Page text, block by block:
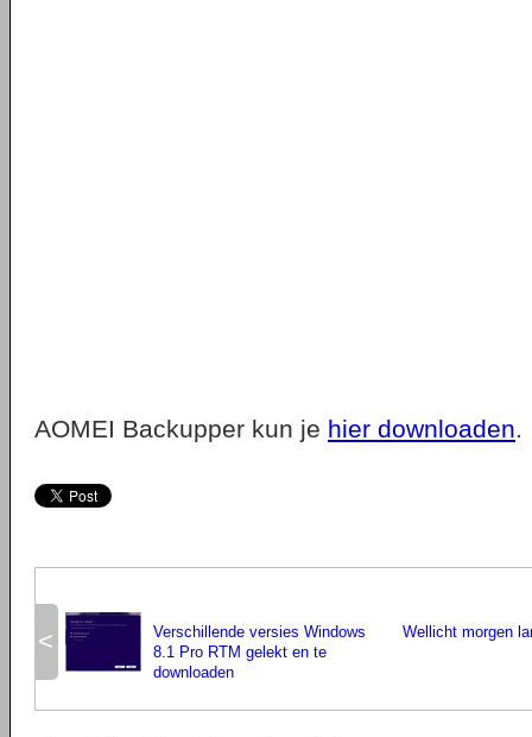
AOMEI Backupper kun je hier downloaden.
<
Verschillende versies Windows
8.1 Pro RTM gelekt en te
downloaden
Wellicht morgen